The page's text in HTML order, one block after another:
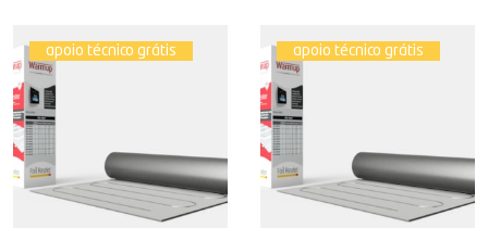
apoio técnico grátis apoio técnico grátis